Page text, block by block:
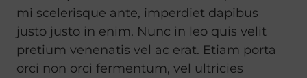
mi scelerisque ante, imperdiet dapibus
justo justo in enim. Nunc in leo quis velit
pretium venenatis vel ac erat. Etiam porta
orci non orci fermentum, vel ultricies